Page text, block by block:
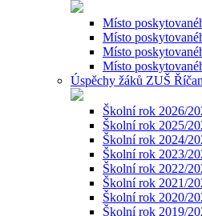
Místo
Místo
Místo
Místo
Úspěchy žáků ZUŠ
Školní rok 2026/
Školní rok 2025/
Školní rok 2024/
Školní rok 2023/
Školní rok 2022/
Školní rok 2021/
Školní rok 2020/
Školní rok 2019/